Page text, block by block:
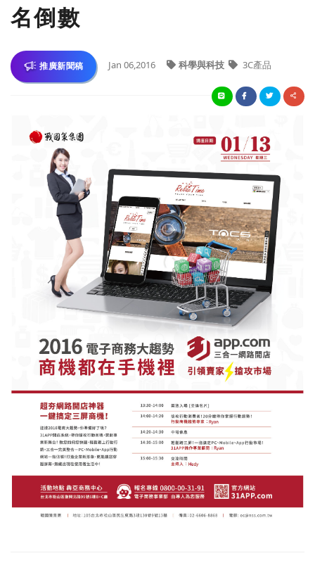
名倒數
推廣新聞稿 Jan 06,2016 科學與科技 3C產品